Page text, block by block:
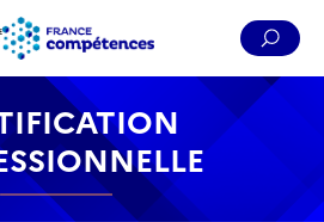
Menu Pied de page
navigation